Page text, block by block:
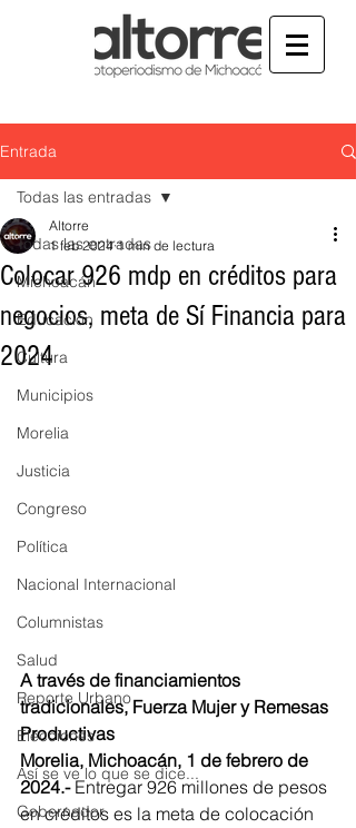
Entrada
Todas las entradas
Michoacán
Educación
Cultura
Municipios
Morelia
Justicia
Congreso
Política
Nacional Internacional
Columnistas
Salud
Reporte Urbano
Elecciones
Así se ve lo que se dice...
Gobernador
Todas las entradas
Colocar 926 mdp en créditos para
negocios, meta de Sí Financia para
2024
Altorre
1 feb 2024 1 min de lectura
A través de financiamientos
tradicionales, Fuerza Mujer y Remesas
Productivas
Morelia, Michoacán, 1 de febrero de
2024.- Entregar 926 millones de pesos
en créditos es la meta de colocación